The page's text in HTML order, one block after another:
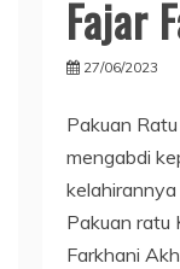
Fajar
27/06/2023
Pakuan
mengabdi
Pakuan ratu
Farkhani